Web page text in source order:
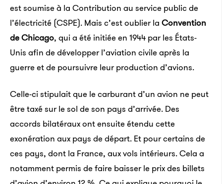
est soumise à la Contribution au service public de
l’électricité (CSPE). Mais c’est oublier la Convention
de Chicago, qui a été initiée en 1944 par les États-
Unis afin de développer l’aviation civile après la
guerre et de poursuivre leur production d’avions.
Celle-ci stipulait que le carburant d’un avion ne peut
être taxé sur le sol de son pays d’arrivée. Des
accords bilatéraux ont ensuite étendu cette
exonération aux pays de départ. Et pour certains de
ces pays, dont la France, aux vols intérieurs. Cela a
notamment permis de faire baisser le prix des billets